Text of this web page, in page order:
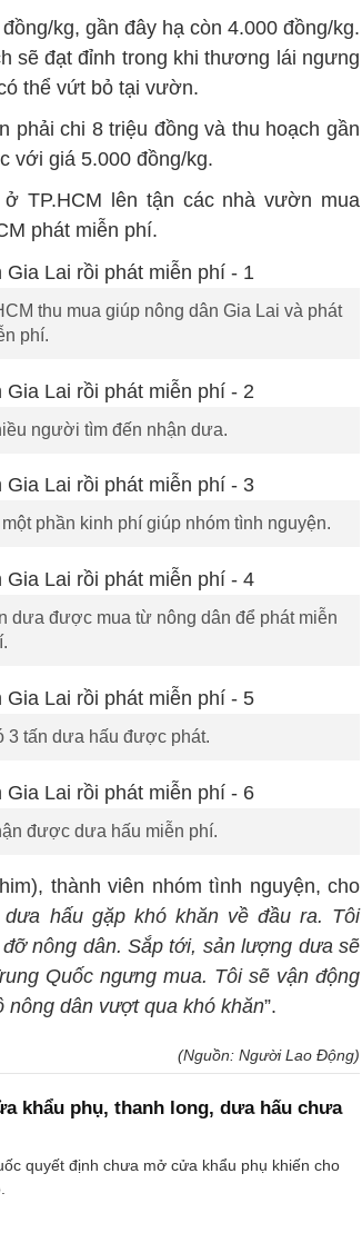
kg, gần đây hạ còn 4.000 đồng/kg.
sẽ đạt đỉnh trong khi thương lái ngưng
thể vứt bỏ tại vườn.
phải chi 8 triệu đồng và thu hoạch gần
với giá 5.000 đồng/kg.
TP.HCM lên tận các nhà vườn mua
phát miễn phí.
thu mua giúp nông dân Gia Lai và phát
phí.
người tìm đến nhận dưa.
phần kinh phí giúp nhóm tình nguyện.
dưa được mua từ nông dân để phát miễn
3 tấn dưa hấu được phát.
được dưa hấu miễn phí.
thành viên nhóm tình nguyện, cho
hấu gặp khó khăn về đầu ra. Tôi
nông dân. Sắp tới, sản lượng dưa sẽ
Quốc ngưng mua. Tôi sẽ vận động
nông dân vượt qua khó khăn”.
(Nguồn: Người Lao Động)
khẩu phụ, thanh long, dưa hấu chưa
quyết định chưa mở cửa khẩu phụ khiến cho